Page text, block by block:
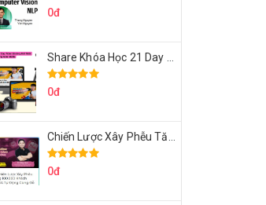
0đ
0đ
0đ